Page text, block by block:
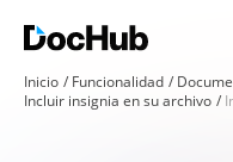
Inicio Funcionalidad
Incluir insignia en su archivo